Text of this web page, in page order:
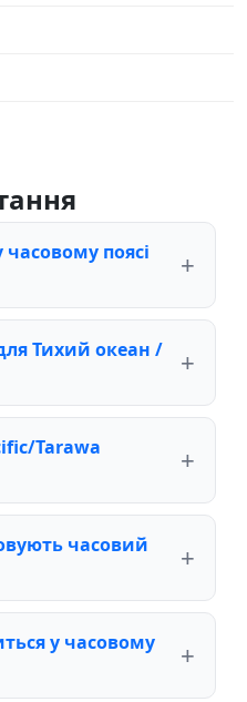
поясі
Тихий океан /
Tarawa
часовий
у часовому